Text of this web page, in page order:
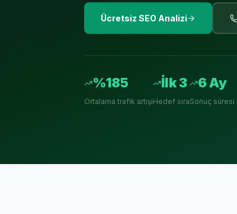
Ücretsiz SEO Analizi
%185
Ortalama trafik artışı
İlk 3
Hedef sıra
6 Ay
Sonuç süresi